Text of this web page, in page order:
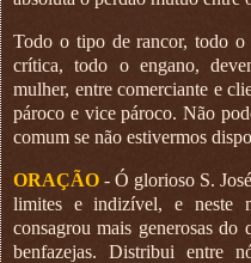
Todo o tipo de rancor, todo
crítica, todo o engano,
mulher, entre comerciante e
pároco e vice pároco. Não
comum se não estivermos
ORAÇÃO- Ó glorioso S.
limites e indizível, e neste
consagrou mais generosas do
benfazejas. Distribui entre